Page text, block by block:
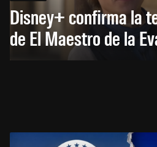
Disney+ confirma la
de El Maestro de la